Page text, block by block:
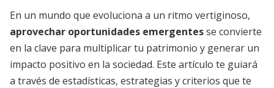
En un mundo que evoluciona a un ritmo vertiginoso,
aprovechar oportunidades emergentesse convierte
en la clave para multiplicar tu patrimonio y generar un
impacto positivo en la sociedad. Este artículo te guiará
a través de estadísticas, estrategias y criterios que te